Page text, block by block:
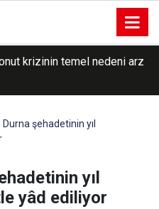
krizinin temel nedeni arz
şehadetinin yıl
yıl
yâd ediliyor